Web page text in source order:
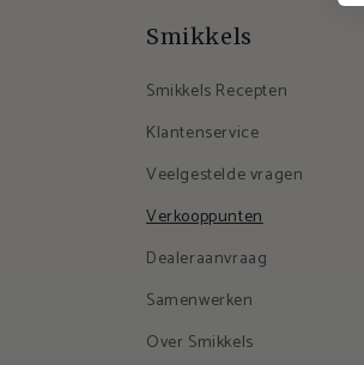
Smikkels
Smikkels Recepten
Klantenservice
Veelgestelde vragen
Verkooppunten
Dealeraanvraag
Samenwerken
Over Smikkels